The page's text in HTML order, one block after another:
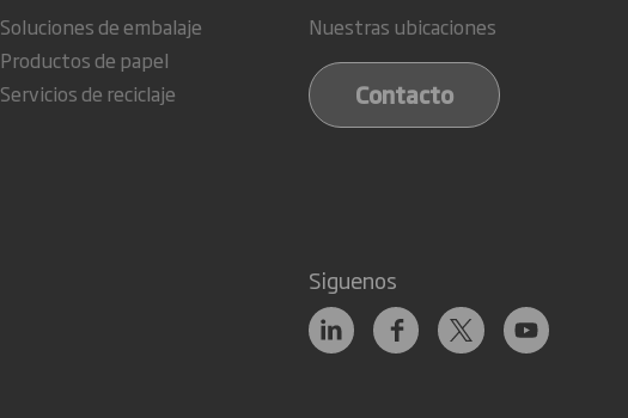
Soluciones de embalaje
Productos de papel
Servicios de reciclaje
Nuestras ubicaciones
Contacto
Siguenos